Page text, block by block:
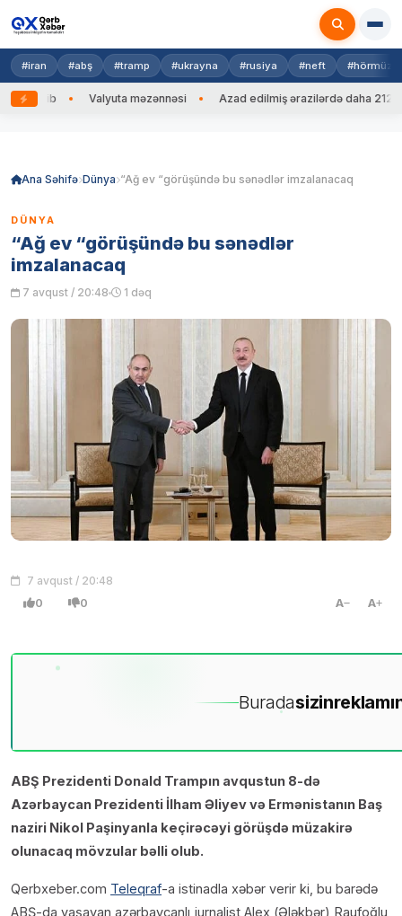
#iran #abş #tramp #ukrayna #rusiya #neft #hörmüz
edib Valyuta məzənnəsi Azad edilmiş ərazilərdə daha 212
Ana Səhifə Dünya “Ağ ev “görüşündə bu sənədlər imzalanacaq
DÜNYA
“Ağ ev “görüşündə bu sənədlər
imzalanacaq
7 avqust / 20:48 1 dəq
7 avqust / 20:48
0 0 A A
Buradasizin
ABŞ Prezidenti Donald Trampın avqustun 8-də
Azərbaycan Prezidenti İlham Əliyev və Ermənistanın Baş
naziri Nikol Paşinyanla keçirəcəyi görüşdə müzakirə
olunacaq mövzular bəlli olub.
Qerbxeber.com Teleqraf-a istinadla xəbər verir ki, bu barədə
ABŞ-da yaşayan azərbaycanlı jurnalist Alex (Ələkbər) Raufoğlu